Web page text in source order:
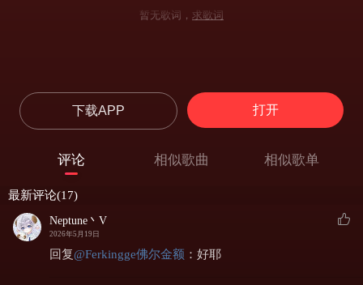
暂无歌词， 求歌词
下载APP 打开
评论 相似歌曲 相似歌单
最新评论(17)
Neptune丶V
2026年5月19日
回复@Ferkingge佛尔金额 ： 好耶